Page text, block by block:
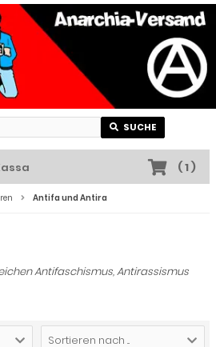
SUCHE
(1)
Antifa und Antira
Antifaschismus, Antirassismus
Sortieren nach ...